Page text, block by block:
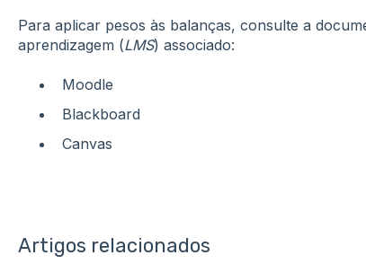
Para aplicar pesos às balanças, consulte a
aprendizagem (LMS) associado:
Moodle
Blackboard
Canvas
Artigos relacionados